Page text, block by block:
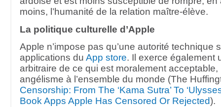
moins, l’humanité de la relation maître-élève.
La politique culturelle d’Apple
Apple n’impose pas qu’une autorité technique
applications du App store. Il exerce également
arbitraire de ce qui est moralement
angélisme à l’ensemble du monde (The
Censorship: From The ‘Kama Sutra’ To
Book Apps Apple Has Censored Or Rejected).